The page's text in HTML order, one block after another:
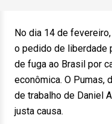
No dia 14 de
o pedido de liberdade
de fuga ao Brasil por
econômica. O Pumas,
de trabalho de Daniel
justa causa.